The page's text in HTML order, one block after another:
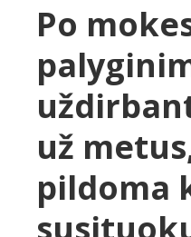
Po
už
pildoma